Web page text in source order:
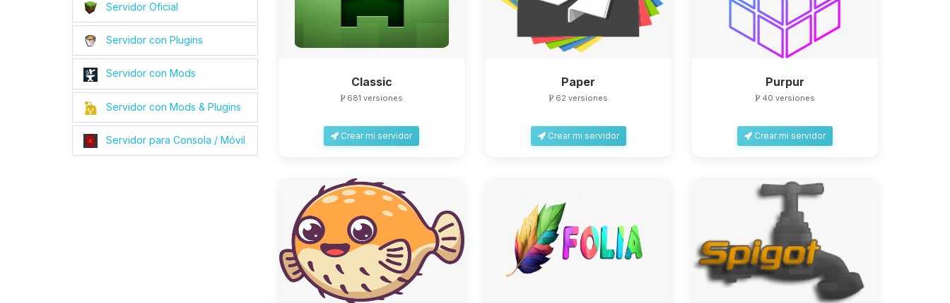
Servidor Oficial
Servidor con Plugins
Servidor con Mods
Servidor con Mods & Plugins
Servidor para Consola / Móvil
Classic
681 versiones
Crear mi servidor
Paper
62 versiones
Crear mi servidor
Purpur
40 versiones
Crear mi servidor